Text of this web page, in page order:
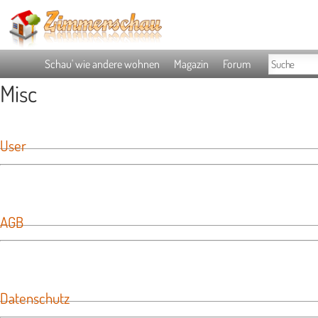
Schau' wie andere wohnen Magazin Forum
Misc
User
AGB
Datenschutz